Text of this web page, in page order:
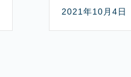
2021年10月4日